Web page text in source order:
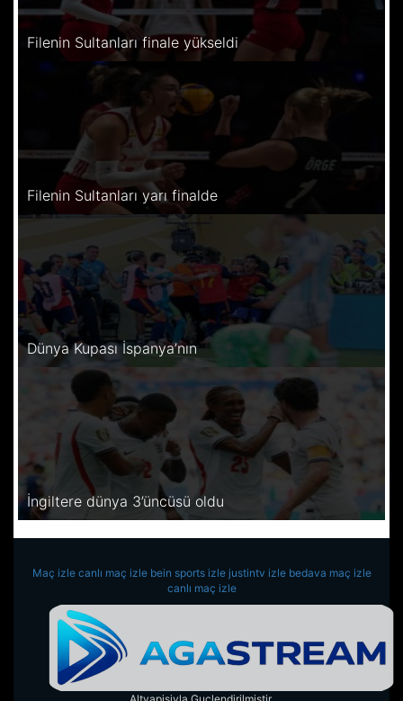
Filenin Sultanları finale yükseldi
Filenin Sultanları yarı finalde
Dünya Kupası İspanya’nın
İngiltere dünya 3’üncüsü oldu
Maç izle canlı maç izle bein sports izle justintv izle bedava maç izle
canlı maç izle